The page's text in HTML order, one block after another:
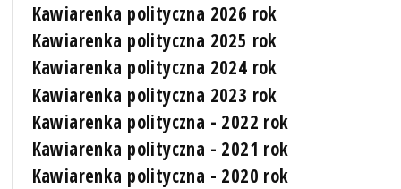
Kawiarenka polityczna 2026 rok
Kawiarenka polityczna 2025 rok
Kawiarenka polityczna 2024 rok
Kawiarenka polityczna 2023 rok
Kawiarenka polityczna - 2022 rok
Kawiarenka polityczna - 2021 rok
Kawiarenka polityczna - 2020 rok